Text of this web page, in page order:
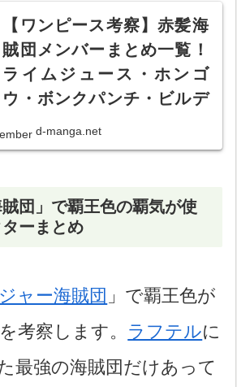
【ワンピース考察】赤髪海
賊団メンバーまとめ一覧！
ライムジュース・ホンゴ
ウ・ボンクパンチ・ビルデ
ィングスネイク・ハウリン
グガブ・モンスター・ロッ
d-manga.net
賊団」で覇王色の覇気が使
ーまとめ
ャー海賊団 」で覇王色が
考察します。 ラフテルに
最強の海賊団だけあって